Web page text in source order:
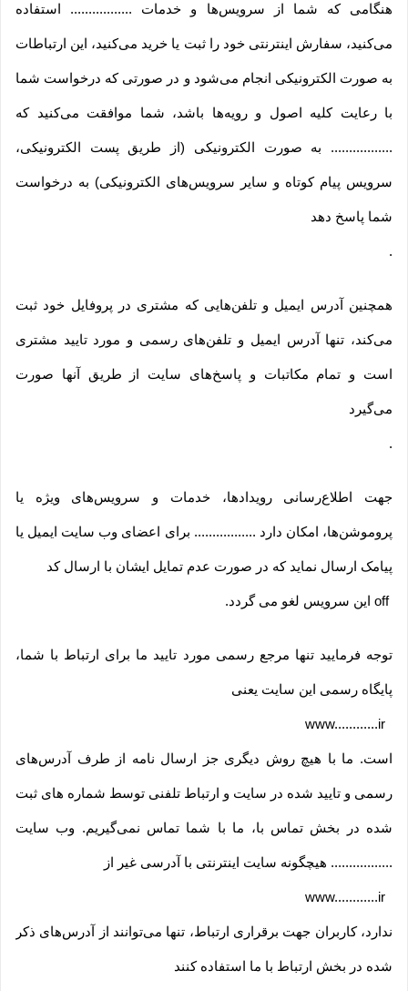
هنگامی که شما از سرویس‌‏ها و خدمات ................. استفاده
می‏‌کنید، سفارش اینترنتی خود را ثبت یا خرید می‏‌کنید، این ارتباطات
به صورت الکترونیکی انجام می‏‌شود و در صورتی که درخواست شما
با رعایت کلیه اصول و رویه‏‌ها باشد، شما موافقت می‌‏کنید که
................. به صورت الکترونیکی (از طریق پست الکترونیکی،
سرویس پیام کوتاه و سایر سرویس‌های الکترونیکی) به درخواست
شما پاسخ دهد
.
همچنین آدرس ایمیل و تلفن‌هایی که مشتری در پروفایل خود ثبت
می‌کند، تنها آدرس ایمیل و تلفن‌های رسمی و مورد تایید مشتری
است و تمام مکاتبات و پاسخ‌های سایت از طریق آنها صورت
می‌گیرد
.
جهت اطلاع‌رسانی رویدادها، خدمات و سرویس‌های ویژه یا
پروموشن‌ها، امکان دارد ................. برای اعضای وب سایت ایمیل یا
پیامک ارسال نماید که در صورت عدم تمایل ایشان با ارسال کد
off این سرویس لغو می گردد.
توجه فرمایید تنها مرجع رسمی مورد تایید ما برای ارتباط با شما،
پایگاه رسمی این سایت یعنی
www............ir
است. ما با هیچ روش دیگری جز ارسال نامه از طرف آدرس‏‌های
رسمی و تایید شده در سایت و ارتباط تلفنی توسط شماره های ثبت
شده در بخش تماس با، ما با شما تماس نمی‌‏گیریم. وب سایت
................. هیچگونه سایت اینترنتی با آدرسی غیر از
www............ir
ندارد، کاربران جهت برقراری ارتباط، تنها می‏‌توانند از آدرس‌‏های ذکر
شده در بخش ارتباط با ما استفاده کنند